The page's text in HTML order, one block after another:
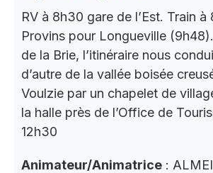
RV à 8h30 gare de l’Est. Train à
Provins pour Longueville
de la Brie, l’itinéraire nous
d’autre de la vallée boisée
Voulzie par un chapelet de
la halle près de l’Office de
12h30
Animateur/Animatrice :